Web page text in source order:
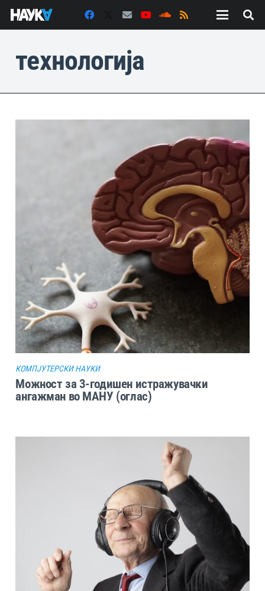
технологија
КОМПЈУТЕРСКИ НАУКИ
Можност за 3-годишен истражувачки
ангажман во МАНУ (оглас)